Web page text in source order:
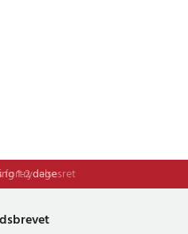
1-2 dage
fortrydelsesret